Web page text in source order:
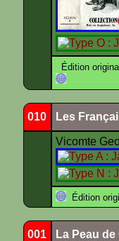
Édition
010 Les
Vicomte
Édition
001 La Peau